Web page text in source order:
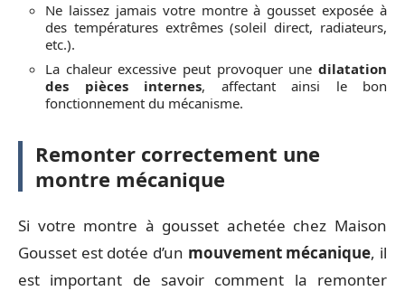
Ne laissez jamais votre montre à gousset exposée à
des températures extrêmes (soleil direct, radiateurs,
etc.).
La chaleur excessive peut provoquer une dilatation
des pièces internes, affectant ainsi le bon
fonctionnement du mécanisme.
Remonter correctement une
montre mécanique
Si votre montre à gousset achetée chez Maison
Gousset est dotée d’un mouvement mécanique, il
est important de savoir comment la remonter